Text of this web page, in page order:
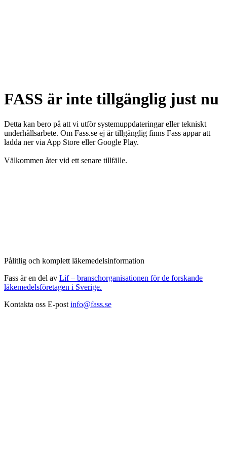
FASS är inte tillgänglig just nu
Detta kan bero på att vi utför systemuppdateringar eller tekniskt
underhållsarbete. Om Fass.se ej är tillgänglig finns Fass appar att
ladda ner via App Store eller Google Play.
Välkommen åter vid ett senare tillfälle.
Pålitlig och komplett läkemedelsinformation
Fass är en del av Lif – branschorganisationen för de forskande
läkemedelsföretagen i Sverige.
Kontakta oss E-post info@fass.se